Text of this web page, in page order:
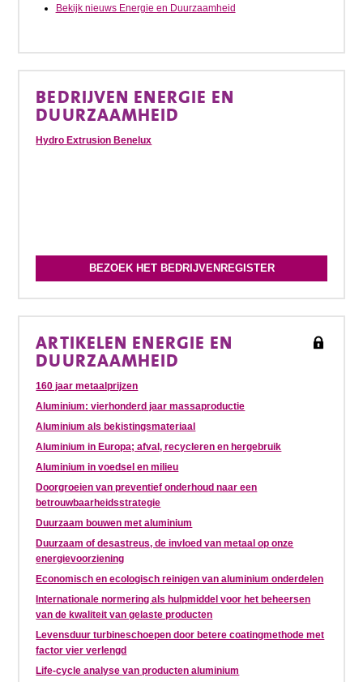
Bekijk nieuws Energie en Duurzaamheid
BEDRIJVEN ENERGIE EN
DUURZAAMHEID
Hydro Extrusion Benelux
BEZOEK HET BEDRIJVENREGISTER
ARTIKELEN ENERGIE EN
DUURZAAMHEID
160 jaar metaalprijzen
Aluminium: vierhonderd jaar massaproductie
Aluminium als bekistingsmateriaal
Aluminium in Europa; afval, recycleren en hergebruik
Aluminium in voedsel en milieu
Doorgroeien van preventief onderhoud naar een
betrouwbaarheidsstrategie
Duurzaam bouwen met aluminium
Duurzaam of desastreus, de invloed van metaal op onze
energievoorziening
Economisch en ecologisch reinigen van aluminium onderdelen
Internationale normering als hulpmiddel voor het beheersen
van de kwaliteit van gelaste producten
Levensduur turbineschoepen door betere coatingmethode met
factor vier verlengd
Life-cycle analyse van producten aluminium